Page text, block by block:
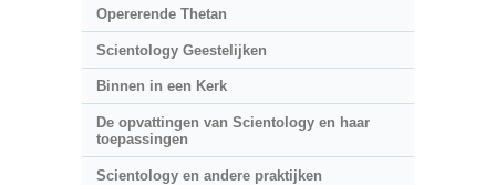
Opererende Thetan
Scientology Geestelijken
Binnen in een Kerk
De opvattingen van Scientology en haar
toepassingen
Scientology en andere praktijken